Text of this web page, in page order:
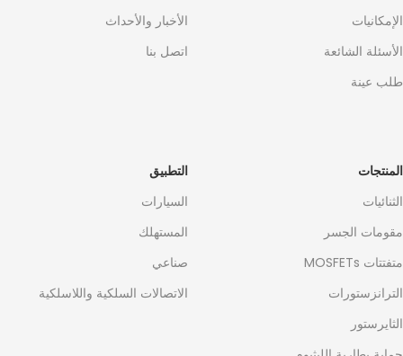
الأخبار والأحداث
اتصل بنا
الإمكانيات
الأسئلة الشائعة
طلب عينة
التطبيق
السيارات
المستهلك
صناعي
الاتصالات السلكية واللاسلكية
المنتجات
الثنائيات
مقومات الجسر
متفتتات MOSFETs
الترانزستورات
الثايرستور